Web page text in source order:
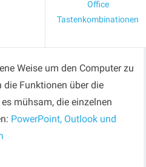
Office
Tastenkombinationen
Weise um den Computer zu
die Funktionen über die
mühsam, die einzelnen
PowerPoint, Outlook und